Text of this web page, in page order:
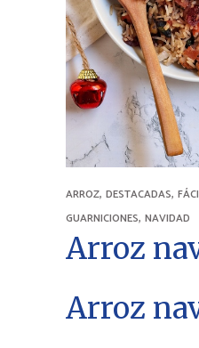
ARROZ, DESTACADAS,
GUARNICIONES, NAVIDAD
Arroz
Arroz